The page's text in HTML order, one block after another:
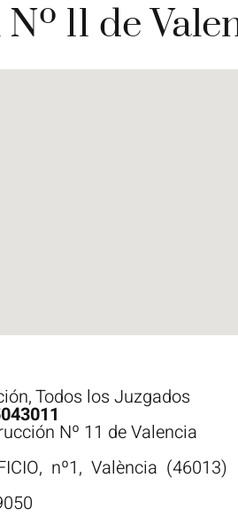
11 de
,Todos los Juzgados
Nº 11 de Valencia
nº1, València (46013)